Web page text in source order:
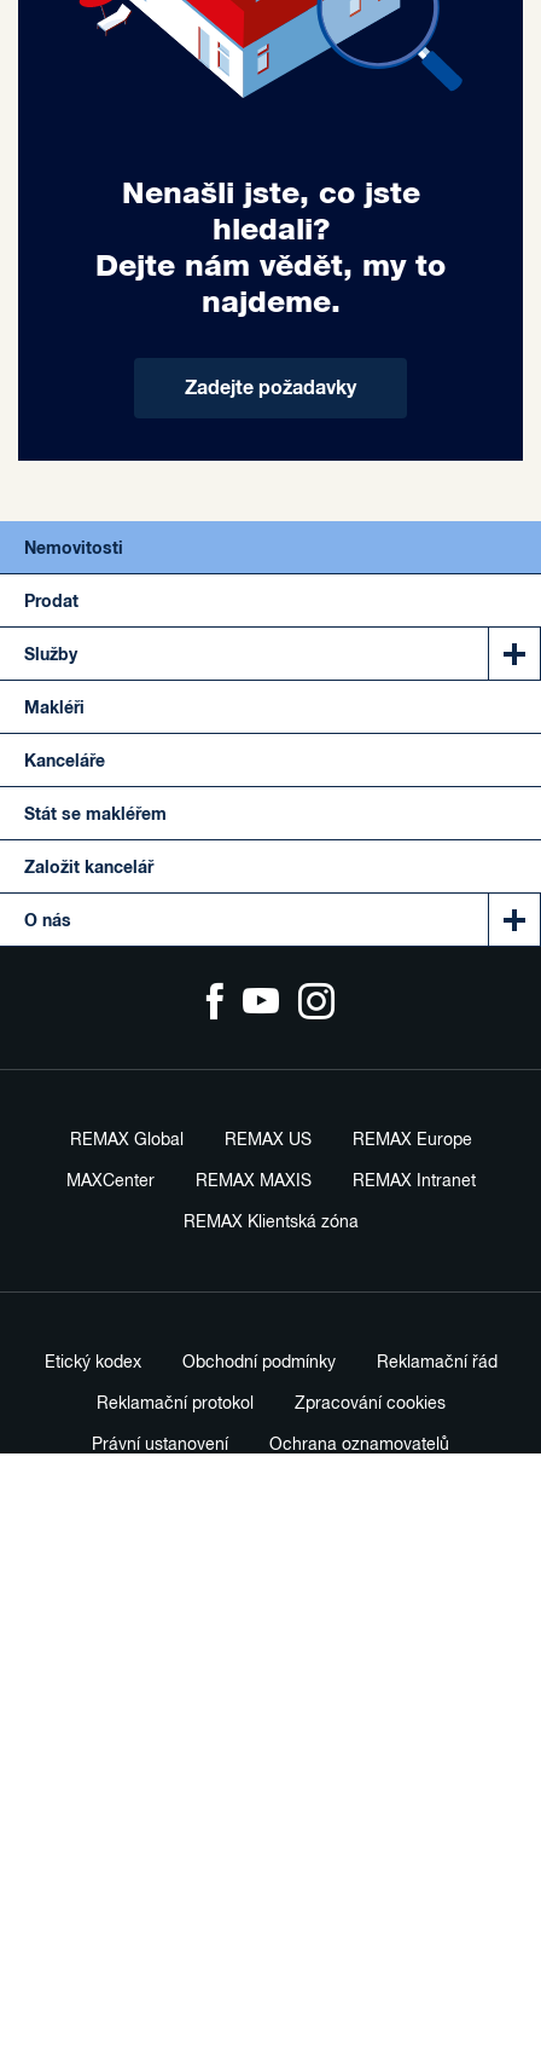
Nenašli jste, co jste
hledali?
Dejte nám vědět, my to
najdeme.
Zadejte požadavky
Nemovitosti
Prodat
Služby
Makléři
Kanceláře
Stát se makléřem
Založit kancelář
O nás
REMAX Global REMAX US REMAX Europe
MAXCenter REMAX MAXIS REMAX Intranet
REMAX Klientská zóna
Etický kodex Obchodní podmínky Reklamační řád
Reklamační protokol Zpracování cookies
Právní ustanovení Ochrana oznamovatelů